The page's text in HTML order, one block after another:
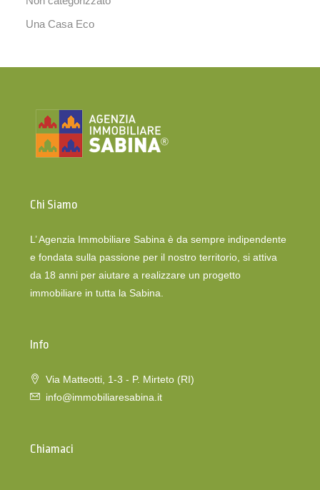
Una Casa Eco
Chi Siamo
L’ Agenzia Immobiliare Sabina è da sempre indipendente
e fondata sulla passione per il nostro territorio, si attiva
da 18 anni per aiutare a realizzare un progetto
immobiliare in tutta la Sabina.
Info
Via Matteotti, 1-3 - P. Mirteto (RI)
info@immobiliaresabina.it
Chiamaci